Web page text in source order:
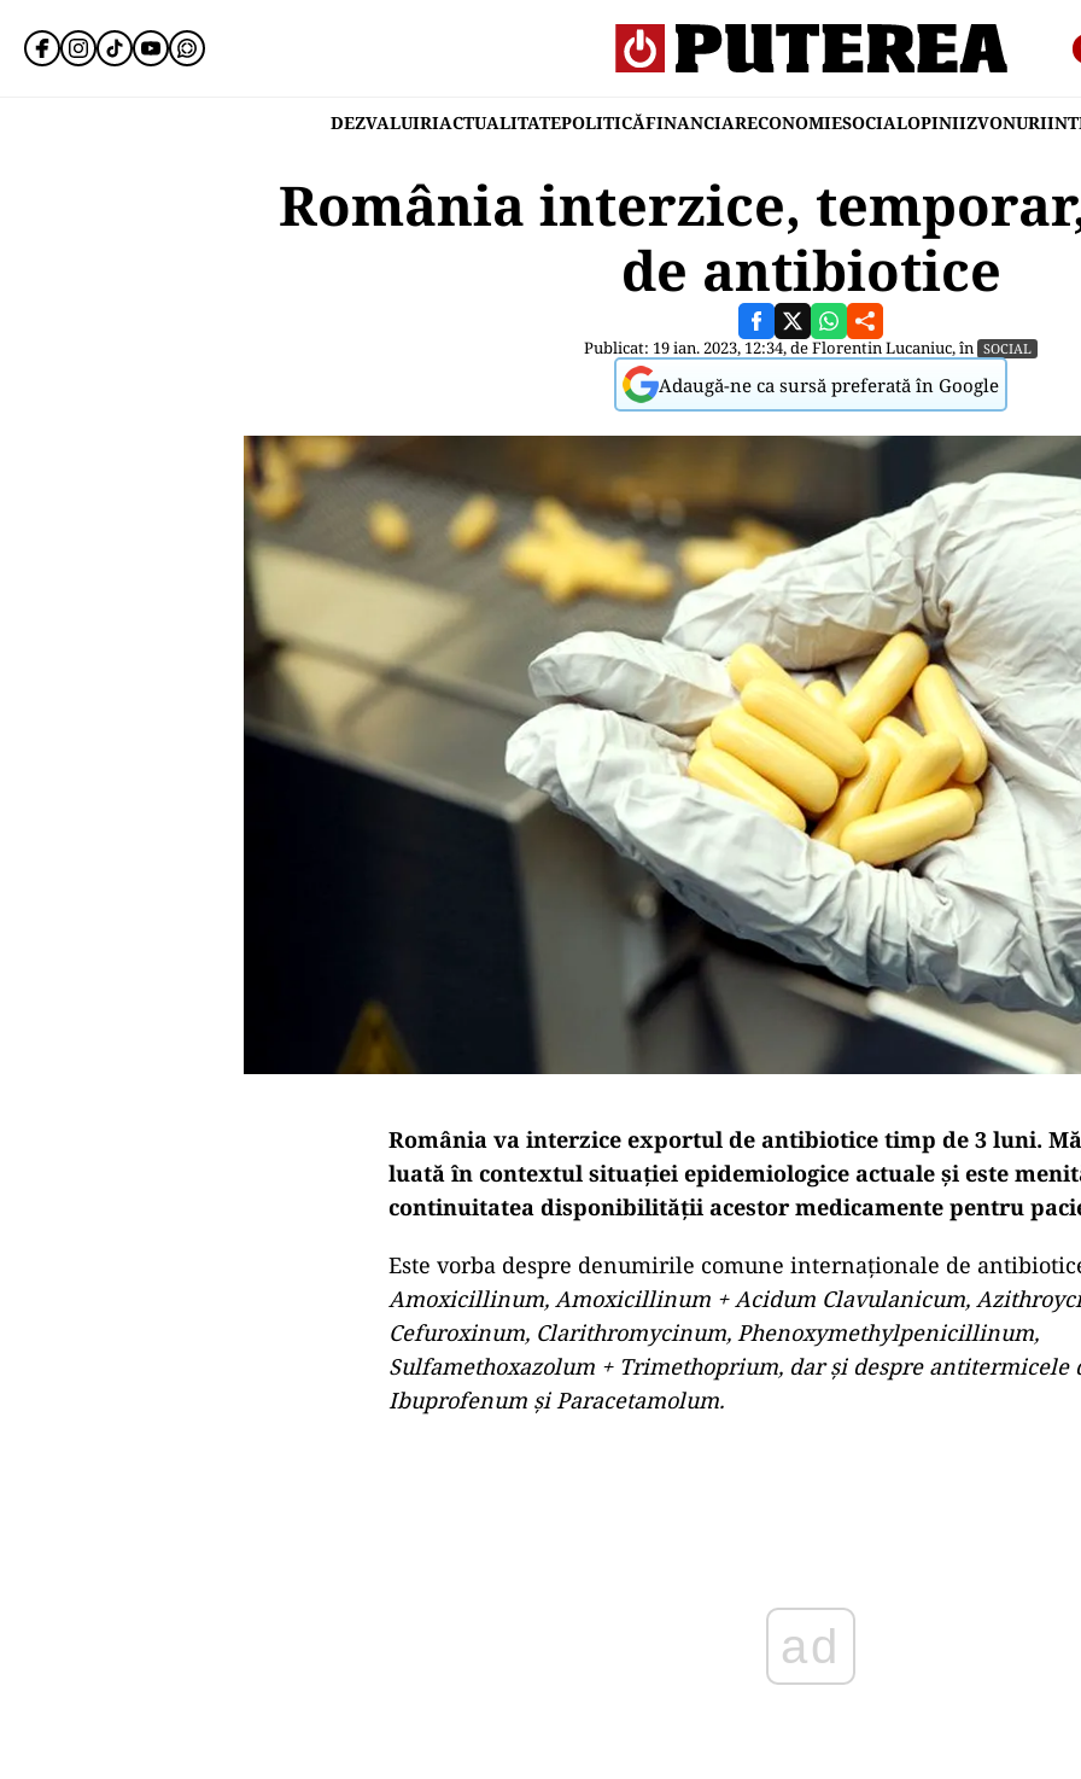
DEZVALUIRIACTUALITATEPOLITICĂFINANCIARECONOMIESOCIALOPINIIZVONURI
România interzice,
de antibiotice
Publicat: 19 ian. 2023, 12:34, deFlorentin Lucaniuc, în SOCIAL
Adaugă-ne ca sursă preferată în Google
România va interzice exportul de antibiotice timp de 3 luni.
luată în contextul situaţiei epidemiologice actuale şi este
continuitatea disponibilităţii acestor medicamente pentru
Este vorba despre denumirile comune internaţionale de
Amoxicillinum, Amoxicillinum + Acidum Clavulanicum,
Cefuroxinum, Clarithromycinum, Phenoxymethylpenicillinum,
Sulfamethoxazolum + Trimethoprium, dar şi despre antitermicele
Ibuprofenum şi Paracetamolum.